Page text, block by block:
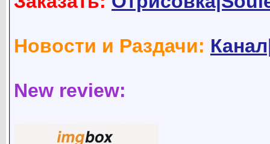
Новости и Раздачи:
New review: